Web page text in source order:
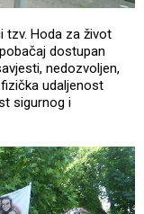
tzv. Hoda za život
dostupan
nedozvoljen,
udaljenost
sigurnog i